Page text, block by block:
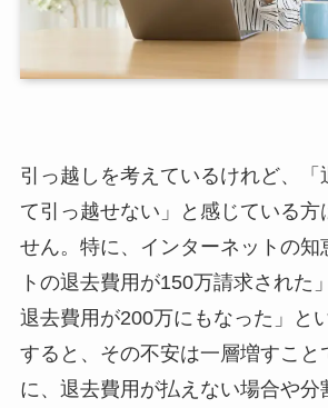
引っ越しを考えているけれど、「
て引っ越せない」と感じている方
せん。特に、インターネットの知
トの退去費用が150万請求された
退去費用が200万にもなった」と
すると、その不安は一層増すこと
に、退去費用が払えない場合や分